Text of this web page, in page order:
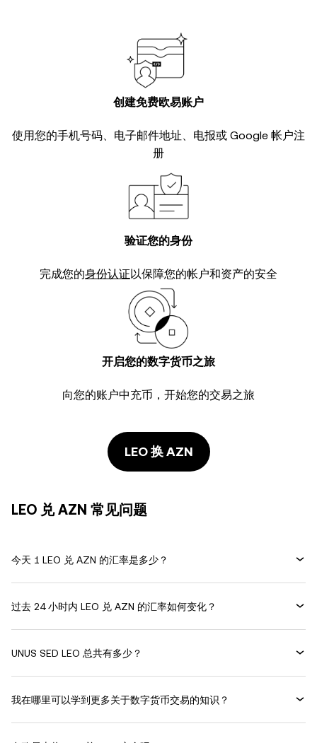
创建免费欧易账户
使用您的手机号码、电子邮件地址、电报或 Google 帐户注
册
验证您的身份
完成您的身份认证以保障您的帐户和资产的安全
开启您的数字货币之旅
向您的账户中充币，开始您的交易之旅
LEO 换 AZN
LEO 兑 AZN 常见问题
今天 1 LEO 兑 AZN 的汇率是多少？
过去 24 小时内 LEO 兑 AZN 的汇率如何变化？
UNUS SED LEO 总共有多少？
我在哪里可以学到更多关于数字货币交易的知识？